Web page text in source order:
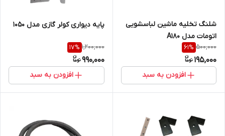
شلنگ تخلیه ماشین لباسشویی
اتومات مدل A180
500,000
61%
195,000
افزودن به سبد
پایه دیواری کولر گازی مدل ۱۰۵۰
1,200,000
17%
990,000
افزودن به سبد